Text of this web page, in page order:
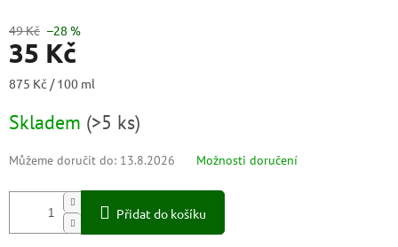
49 Kč –28 %
35 Kč
Měrná
875 Kč / 100 ml
Skladem (>5 ks)
Můžeme doručit do: 13.8.2026 Možnosti doručení
Přidat do košíku